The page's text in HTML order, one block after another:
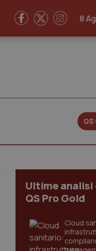
8
QS
Ultime analisi
QS Pro Gold
Cloud